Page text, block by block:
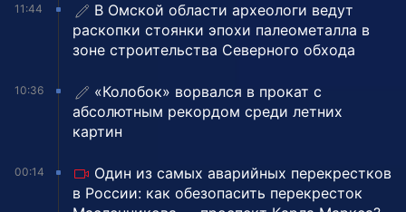
11:44
В Омской области археологи ведут
раскопки стоянки эпохи палеометалла в
зоне строительства Северного обхода
10:36
«Колобок» ворвался в прокат с
абсолютным рекордом среди летних
картин
00:14
Один из самых аварийных перекрестков
в России: как обезопасить перекресток